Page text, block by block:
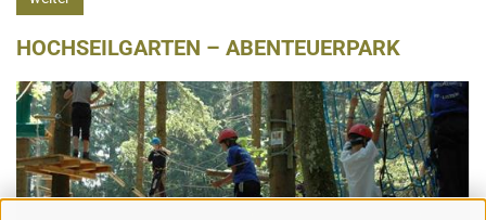
HOCHSEILGARTEN – ABENTEUERPARK